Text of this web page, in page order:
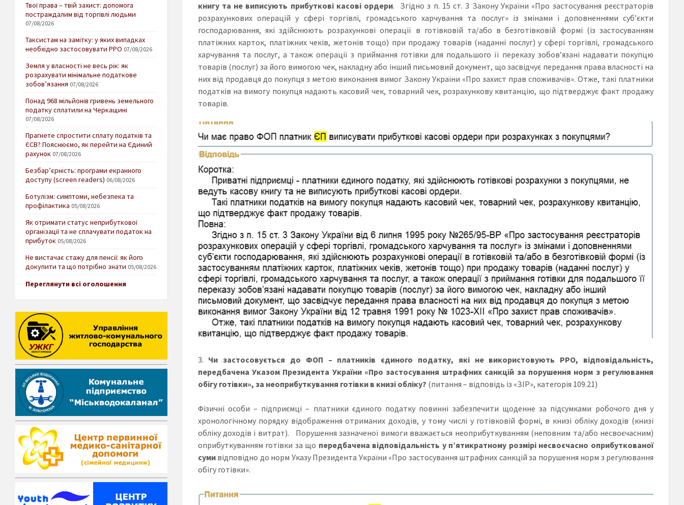
книгу та не виписують прибуткові касові ордери. Згідно з п. 15 ст. 3 Закону України «Про застосування реєстраторів
розрахункових операцій у сфері торгівлі, громадського харчування та послуг» із змінами і доповненнями суб’єкти
господарювання, які здійснюють розрахункові операції в готівковій та/або в безготівковій формі (із застосуванням
платіжних карток, платіжних чеків, жетонів тощо) при продажу товарів (наданні послуг) у сфері торгівлі, громадського
харчування та послуг, а також операції з приймання готівки для подальшого її переказу зобов’язані надавати покупцю
товарів (послуг) за його вимогою чек, накладну або інший письмовий документ, що засвідчує передання права власності на
них від продавця до покупця з метою виконання вимог Закону України «Про захист прав споживачів». Отже, такі платники
податків на вимогу покупця надають касовий чек, товарний чек, розрахункову квитанцію, що підтверджує факт продажу
товарів.
Чи застосовується до ФОП – платників єдиного податку, які не використовують РРО, відповідальність,
передбачена Указом Президента України «Про застосування штрафних санкцій за порушення норм з регулювання
обігу готівки», за неоприбуткування готівки в книзі обліку? (питання – відповідь із «ЗІР», категорія 109.21)
Фізичні особи – підприємці – платники єдиного податку повинні забезпечити щоденне за підсумками робочого дня у
хронологічному порядку відображення отриманих доходів, у тому числі у готівковій формі, в книзі обліку доходів (книзі
обліку доходів і витрат). Порушення зазначеної вимоги вважається неоприбуткуванням (неповним та/або несвоєчасним)
оприбуткуванням готівки за що передбачена відповідальність у п’ятикратному розмірі несвоєчасно оприбуткованої
сумивідповідно до норм Указу Президента України «Про застосування штрафних санкцій за порушення норм з регулювання
обігу готівки».
Твої права – твій захист: допомога
постраждалим від торгівлі людьми
07/08/2026
Таксистам на замітку: у яких випадках
необхідно застосовувати РРО 07/08/2026
Земля у власності не весь рік: як
розрахувати мінімальне податкове
зобов’язання 07/08/2026
Понад 968 мільйонів гривень земельного
податку сплатили на Черкащині
07/08/2026
Прагнете спростити сплату податків та
ЄСВ? Пояснюємо, як перейти на Єдиний
рахунок 07/08/2026
Безбар’єрність: програми екранного
доступу (screen readers) 06/08/2026
Ботулізм: симптоми, небезпека та
профілактика 05/08/2026
Як отримати статус неприбуткової
організації та не сплачувати податок на
прибуток 05/08/2026
Не вистачає стажу для пенсії: як його
докупити та що потрібно знати 05/08/2026
Переглянути всі оголошення